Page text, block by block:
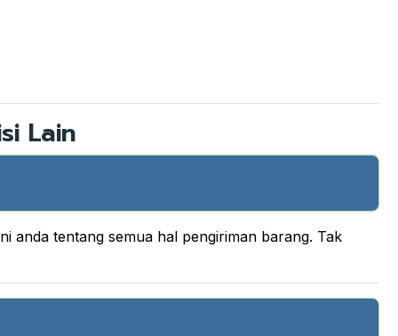
Lain
anda tentang semua hal pengiriman barang. Tak